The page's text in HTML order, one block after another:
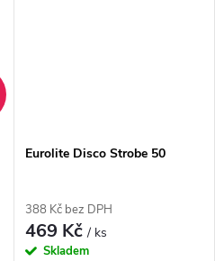
Eurolite Disco Strobe 50
388 Kč bez DPH
469 Kč/ ks
Skladem